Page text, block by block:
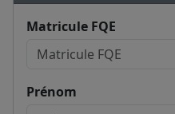
Matricule FQE
Prénom